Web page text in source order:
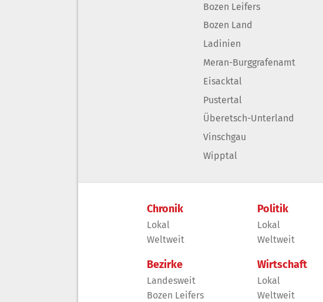
Bozen Leifers
Bozen Land
Ladinien
Meran-Burggrafenamt
Eisacktal
Pustertal
Überetsch-Unterland
Vinschgau
Wipptal
Chronik
Lokal
Weltweit
Bezirke
Landesweit
Bozen Leifers
Politik
Lokal
Weltweit
Wirtschaft
Lokal
Weltweit